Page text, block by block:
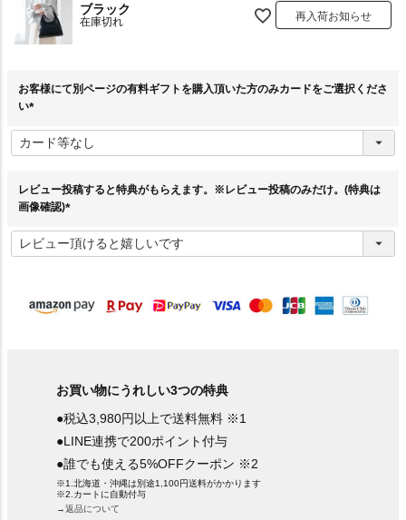
ブラック
在庫切れ 再入荷お知らせ
お客様にて別ページの有料ギフトを購入頂いた方のみカードをご選択くださ
い
必
須
レビュー投稿すると特典がもらえます。※レビュー投稿のみだけ。(特典は
画像確認)
必
須
お買い物にうれしい3つの特典
●税込3,980円以上で送料無料 ※1
●LINE連携で200ポイント付与
●誰でも使える5%OFFクーポン ※2
※1.北海道・沖縄は別途1,100円送料がかかります
※2.カートに自動付与
→返品について